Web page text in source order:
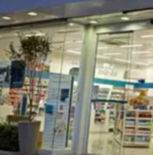
CarapicuíbaJandiraItapeviCotiaPirapora
CajamarCaieirasFranco da
Taboão da SerraEmbu das ArtesSão Roque
Novo